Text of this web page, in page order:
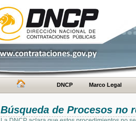
DNCP Marco Legal
Búsqueda de Procesos no